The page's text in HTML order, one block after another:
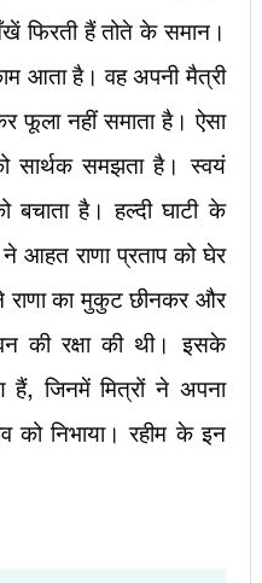
फिरती हैं तोते के समान।
आता है। वह अपनी मैत्री
फूला नहीं समाता है। ऐसा
सार्थक समझता है। स्वयं
बचाता है। हल्दी घाटी के
आहत राणा प्रताप को घेर
राणा का मुकुट छीनकर और
की रक्षा की थी। इसके
जिनमें मित्रों ने अपना
को निभाया। रहीम के इन